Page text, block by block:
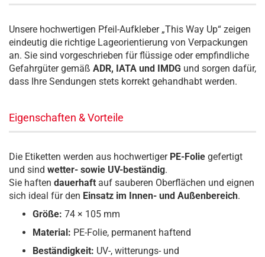
Unsere hochwertigen Pfeil-Aufkleber „This Way Up“ zeigen
eindeutig die richtige Lageorientierung von Verpackungen
an. Sie sind vorgeschrieben für flüssige oder empfindliche
Gefahrgüter gemäß ADR, IATA und IMDG und sorgen dafür,
dass Ihre Sendungen stets korrekt gehandhabt werden.
Eigenschaften & Vorteile
Die Etiketten werden aus hochwertiger PE-Folie gefertigt
und sind wetter- sowie UV-beständig.
Sie haften dauerhaft auf sauberen Oberflächen und eignen
sich ideal für den Einsatz im Innen- und Außenbereich.
Größe: 74 × 105 mm
Material: PE-Folie, permanent haftend
Beständigkeit: UV-, witterungs- und